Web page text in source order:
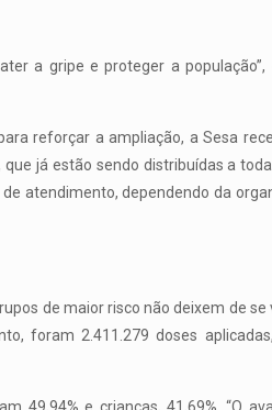
a gripe e proteger a população”,
reforçar a ampliação, a Sesa
já estão sendo distribuídas a
atendimento, dependendo da
de maior risco não deixem de se
foram 2.411.279 doses